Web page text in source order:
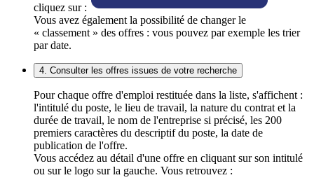
cliquez sur :
Vous avez également la possibilité de changer le
« classement » des offres : vous pouvez par exemple les trier
par date.
4. Consulter les offres issues de votre recherche
Pour chaque offre d'emploi restituée dans la liste, s'affichent :
l'intitulé du poste, le lieu de travail, la nature du contrat et la
durée de travail, le nom de l'entreprise si précisé, les 200
premiers caractères du descriptif du poste, la date de
publication de l'offre.
Vous accédez au détail d'une offre en cliquant sur son intitulé
ou sur le logo sur la gauche. Vous retrouvez :